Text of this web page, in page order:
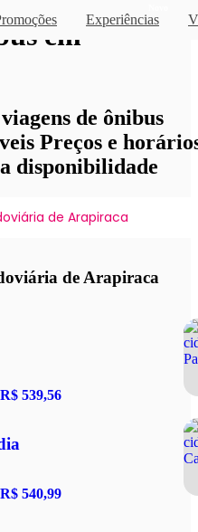
Experiências
em
de ônibus
Preços e
disponibilidade
de Arapiraca
de Arapiraca
R$ 539,56
R$ 540,99